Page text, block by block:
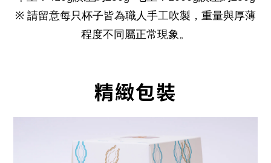
※ 請留意每只杯子皆為職人手工吹製，重量與厚薄
程度不同屬正常現象。
精緻包裝